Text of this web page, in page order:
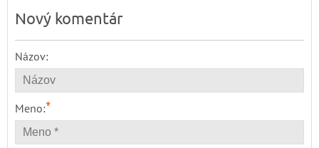
Nový komentár
Názov:
Meno:*